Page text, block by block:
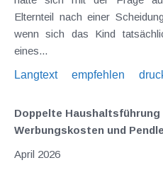
Elternteil nach einer
wenn sich das Kind
eines...
Langtext
empfehlen
Doppelte
Werbungskosten und
April 2026